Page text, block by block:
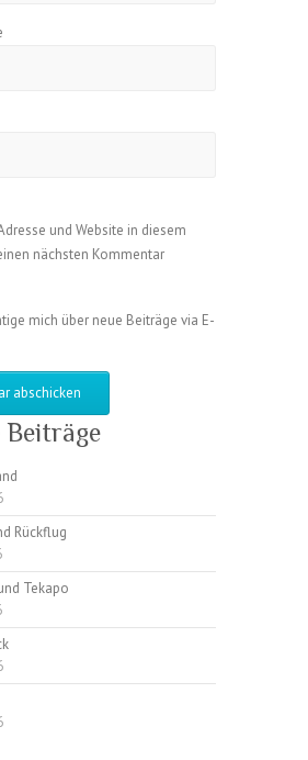
und Website in diesem
nächsten Kommentar
mich über neue Beiträge via E-
Beiträge
Rückflug
Tekapo